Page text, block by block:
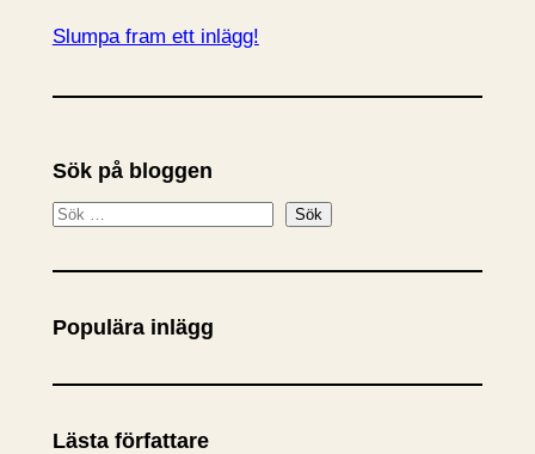
Slumpa fram ett inlägg!
Sök på bloggen
S
k
Sök
Populära inlägg
Lästa författare